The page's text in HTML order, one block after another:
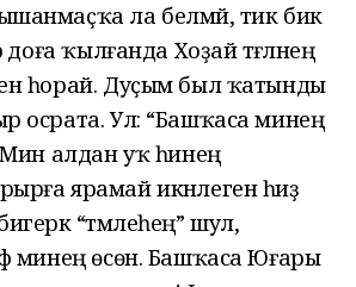
ла белмәй, тик бик
доға ҡылғанда Хоҙай тәғәләнең
һорай. Дуҫым был ҡатынды
осрата. Ул: “Башҡаса минең
Мин алдан уҡ һинең
ярамай икәнлеген һиҙә
“тәмлеһең” шул, ә
минең өсөн. Башҡаса Юғары